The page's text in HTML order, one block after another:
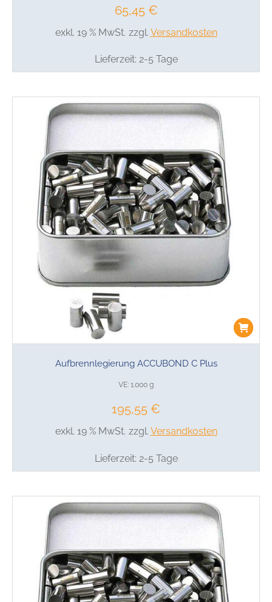
65,45 €
exkl. 19 % MwSt. zzgl. Versandkosten
Lieferzeit: 2-5 Tage
Aufbrennlegierung ACCUBOND C Plus
VE: 1.000 g
195,55 €
exkl. 19 % MwSt. zzgl. Versandkosten
Lieferzeit: 2-5 Tage